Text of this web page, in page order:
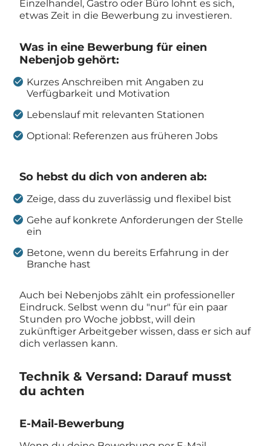
Einzelhandel, Gastro oder Büro lohnt es sich,
etwas Zeit in die Bewerbung zu investieren.
Was in eine Bewerbung für einen
Nebenjob gehört:
Kurzes Anschreiben mit Angaben zu
Verfügbarkeit und Motivation
Lebenslauf mit relevanten Stationen
Optional: Referenzen aus früheren Jobs
So hebst du dich von anderen ab:
Zeige, dass du zuverlässig und flexibel bist
Gehe auf konkrete Anforderungen der Stelle
ein
Betone, wenn du bereits Erfahrung in der
Branche hast
Auch bei Nebenjobs zählt ein professioneller
Eindruck. Selbst wenn du "nur" für ein paar
Stunden pro Woche jobbst, will dein
zukünftiger Arbeitgeber wissen, dass er sich auf
dich verlassen kann.
Technik & Versand: Darauf musst
du achten
E-Mail-Bewerbung